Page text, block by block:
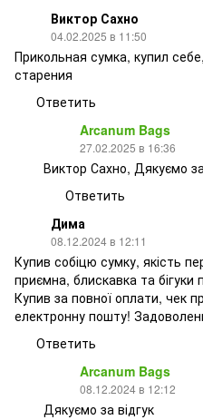
Виктор Сахно
04.02.2025 в 11:50
Прикольная сумка, купил
старения
Ответить
Arcanum Bags
27.02.2025 в 16:36
Виктор Сахно, Дякуємо за
Ответить
Дима
08.12.2024 в 12:11
Купив собіцю сумку, якість
приємна, блискавка та
Купив за повної оплати, чек
електронну пошту!
Ответить
Arcanum Bags
08.12.2024 в 12:12
Дякуємо за відгук